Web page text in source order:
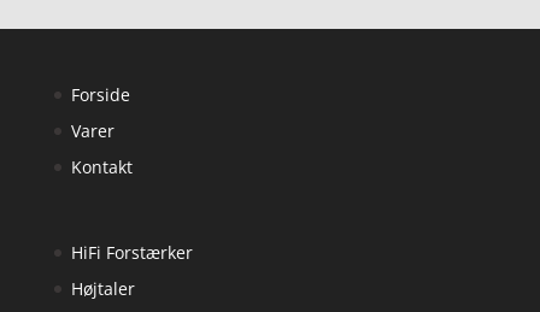
Forside
Varer
Kontakt
HiFi Forstærker
Højtaler